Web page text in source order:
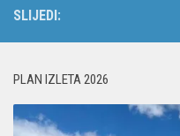
Izvješća s izleta SVP
Speleolozi
Alpinisti
Skijaši
Slavko Patačko
SLIJEDI:
PLAN IZLETA 2026